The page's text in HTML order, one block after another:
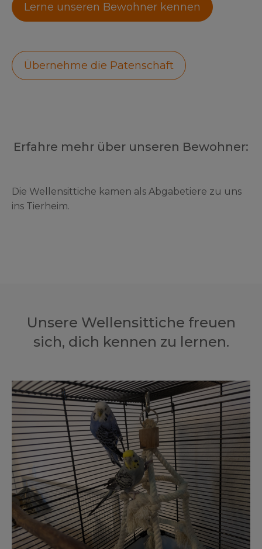
Lerne unseren Bewohner kennen
Übernehme die Patenschaft
Erfahre mehr über unseren Bewohner:
Die Wellensittiche kamen als Abgabetiere zu uns
ins Tierheim.
Unsere Wellensittiche freuen
sich, dich kennen zu lernen.